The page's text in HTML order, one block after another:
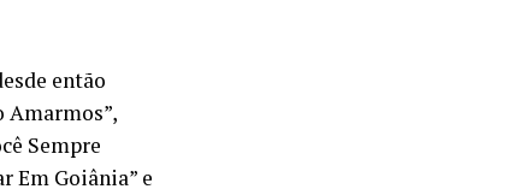
então
Amarmos”,
Sempre
Em Goiânia” e